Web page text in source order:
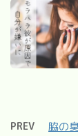
PREV
脇の